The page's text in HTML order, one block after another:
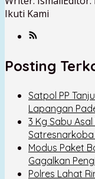
Ikuti Kami
Posting
Satpol PP
Lapangan
3 Kg Sabu
Modus Paket
Gagalkan
Polres Lahat